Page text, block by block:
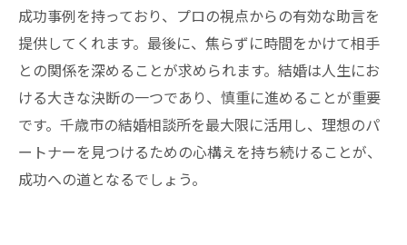
成功事例を持っており、プロの視点からの有効な助言を
提供してくれます。最後に、焦らずに時間をかけて相手
との関係を深めることが求められます。結婚は人生にお
ける大きな決断の一つであり、慎重に進めることが重要
です。千歳市の結婚相談所を最大限に活用し、理想のパ
ートナーを見つけるための心構えを持ち続けることが、
成功への道となるでしょう。